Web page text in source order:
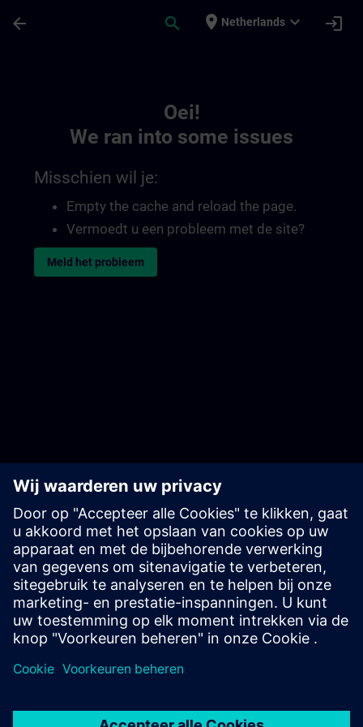
arrow_back search place Netherlands expand_more login
Oei!
We ran into some issues
Misschien wil je:
Empty the cache and reload the page.
Vermoedt u een probleem met de site?
Meld het probleem